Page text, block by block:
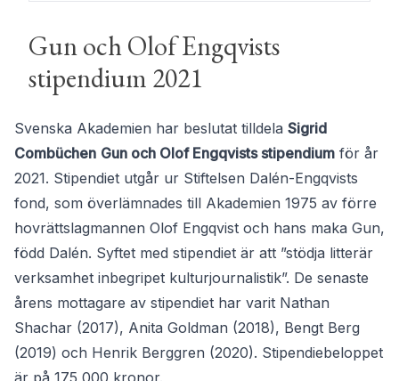
Gun och Olof Engqvists
stipendium 2021
Svenska Akademien har beslutat tilldela Sigrid
Combüchen Gun och Olof Engqvists stipendium för år
2021. Stipendiet utgår ur Stiftelsen Dalén-Engqvists
fond, som överlämnades till Akademien 1975 av förre
hovrättslagmannen Olof Engqvist och hans maka Gun,
född Dalén. Syftet med stipendiet är att ”stödja litterär
verksamhet inbegripet kulturjournalistik”. De senaste
årens mottagare av stipendiet har varit Nathan
Shachar (2017), Anita Goldman (2018), Bengt Berg
(2019) och Henrik Berggren (2020). Stipendiebeloppet